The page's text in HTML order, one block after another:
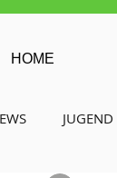
HOME
JUGEND